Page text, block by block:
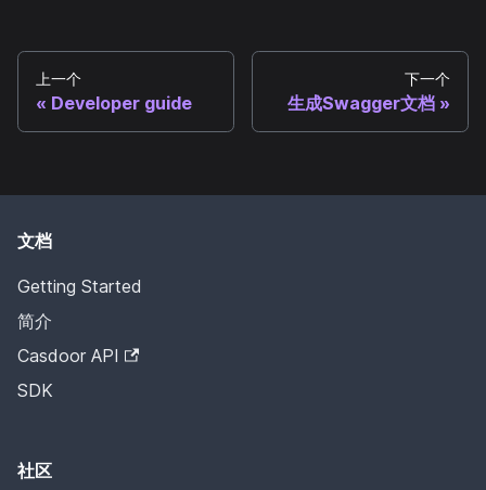
上一个
Developer guide
下一个
生成Swagger文档
文档
Getting Started
简介
Casdoor API
SDK
社区